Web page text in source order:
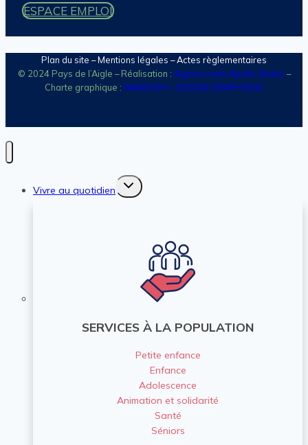
ESPACE EMPLOI
Plan du site –Mentions légales – Actes règlementaires
© 2024 Pays de l’Aigle – Réalisation : Agence web Apollo Studio –
Charte graphique : NANSUSH – DESIGN GRAPHIQUE
Vivre au quotidien
Ouvrir/fermer
le
SERVICES À LA POPULATION
Petite enfance
Enfance
Adolescence
Animation et solidarité
Santé
Séniors